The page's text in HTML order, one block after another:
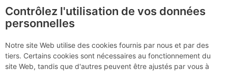
Yukon
Contrôlez l'utilisation de vos données
personnelles
Notre site Web utilise des cookies fournis par nous et par des
tiers. Certains cookies sont nécessaires au fonctionnement du
site Web, tandis que d'autres peuvent être ajustés par vous à